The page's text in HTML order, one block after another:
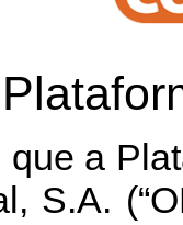
que a
S.A.